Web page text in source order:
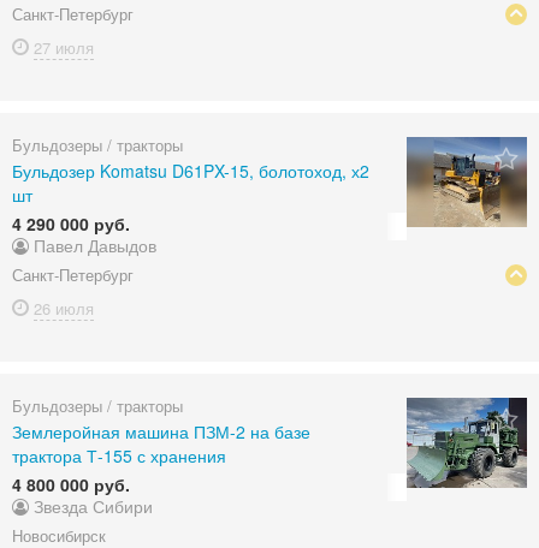
Санкт-Петербург
27 июля
Бульдозеры / тракторы
Бульдозер Komatsu D61PX-15, болотоход, х2
шт
4 290 000 руб.
Павел Давыдов
Санкт-Петербург
26 июля
Бульдозеры / тракторы
Землеройная машина ПЗМ-2 на базе
трактора Т-155 с хранения
4 800 000 руб.
Звезда Сибири
Новосибирск